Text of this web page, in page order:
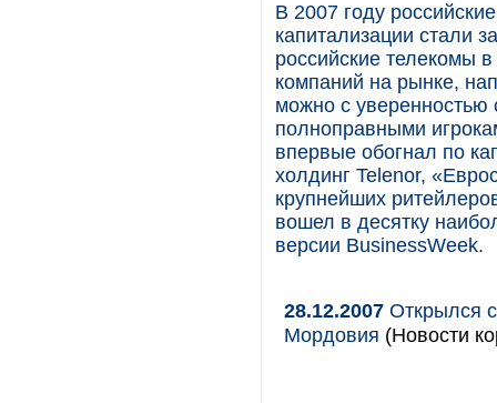
В 2007 году
капитализации стали
российские телекомы
компаний на рынке,
можно с уверенностью
полноправными
впервые обогнал по
холдинг Telenor,
крупнейших
вошел в десятку
версии BusinessWeek.
28.12.2007 Открылся
Мордовия (Новости